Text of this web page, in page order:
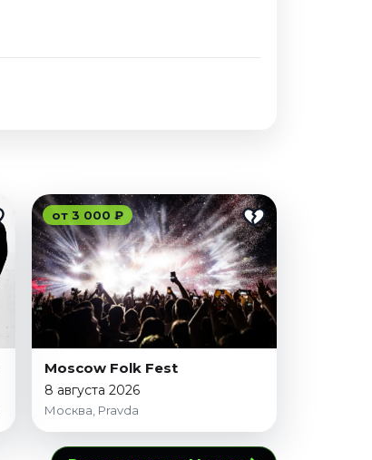
от 3 000 ₽
Moscow Folk Fest
8 августа 2026
Москва, Pravda